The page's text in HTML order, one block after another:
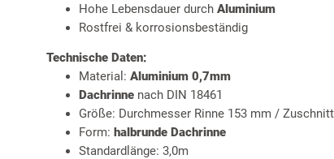
Hohe Lebensdauer durch Aluminium
Rostfrei & korrosionsbeständig
Technische Daten:
Material: Aluminium 0,7mm
Dachrinne nach DIN 18461
Größe: Durchmesser Rinne 153 mm /
Form: halbrunde Dachrinne
Standardlänge: 3,0m